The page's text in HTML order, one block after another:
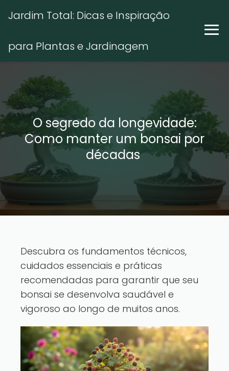
Jardim Total: Dicas e Inspiração
para Plantas e Jardinagem
O segredo da longevidade:
Como manter um bonsai por
décadas
Descubra os fundamentos técnicos,
cuidados essenciais e práticas
recomendadas para garantir que seu
bonsai se desenvolva saudável e
vigoroso ao longo de muitos anos.